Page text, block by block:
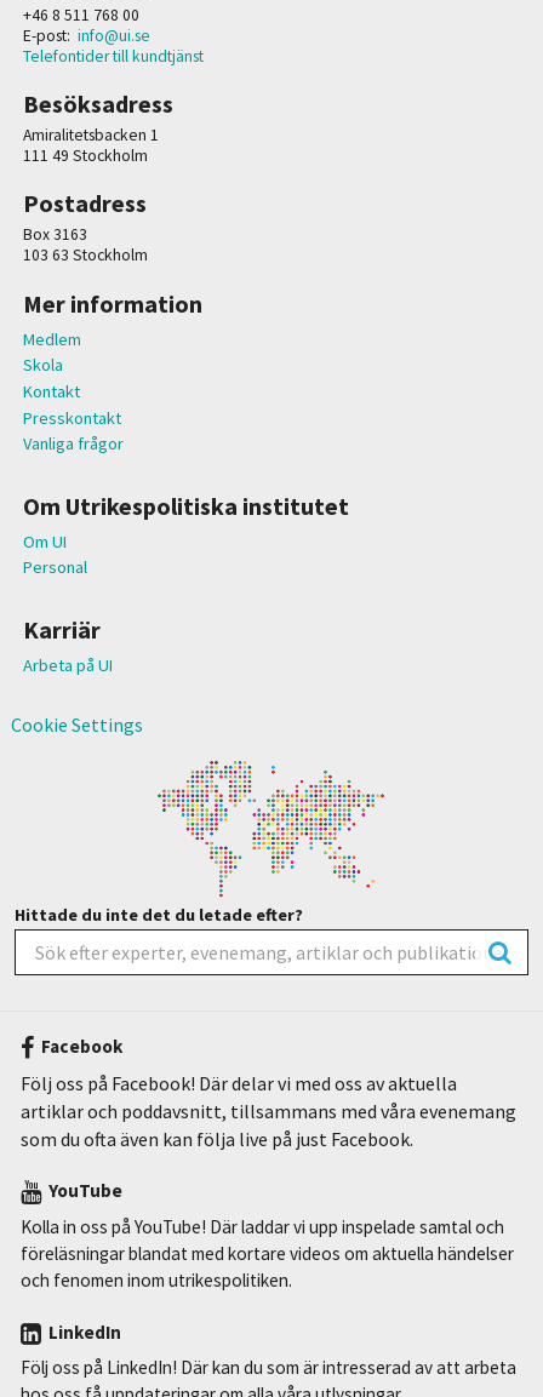
+46 8 511 768 00
E-post: info@ui.se
Telefontider till kundtjänst
Besöksadress
Amiralitetsbacken 1
111 49 Stockholm
Postadress
Box 3163
103 63 Stockholm
Mer information
Medlem
Skola
Kontakt
Presskontakt
Vanliga frågor
Om Utrikespolitiska institutet
Om UI
Personal
Karriär
Arbeta på UI
Cookie Settings
Hittade du inte det du letade efter?
Facebook
Följ oss på Facebook! Där delar vi med oss av aktuella
artiklar och poddavsnitt, tillsammans med våra evenemang
som du ofta även kan följa live på just Facebook.
YouTube
Kolla in oss på YouTube! Där laddar vi upp inspelade samtal och
föreläsningar blandat med kortare videos om aktuella händelser
och fenomen inom utrikespolitiken.
LinkedIn
Följ oss på LinkedIn! Där kan du som är intresserad av att arbeta